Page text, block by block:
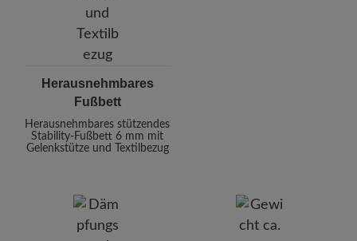
Herausnehmbares
Fußbett
Herausnehmbares stützendes
Stability-Fußbett 6 mm mit
Gelenkstütze und Textilbezug